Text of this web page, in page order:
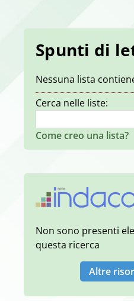
Spunti di
Nessuna lista
Cerca nelle liste:
Come creo una lista?
Non sono presenti
questa ricerca
Altre